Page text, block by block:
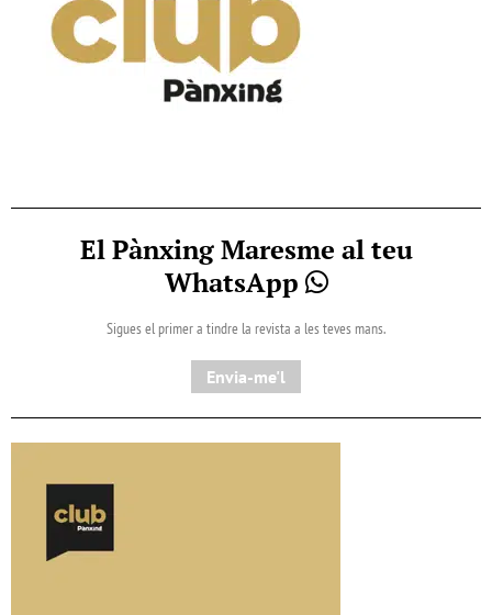
El Pànxing Maresme al teu
WhatsApp
Sigues el primer a tindre la revista a les teves mans.
Envia-me'l